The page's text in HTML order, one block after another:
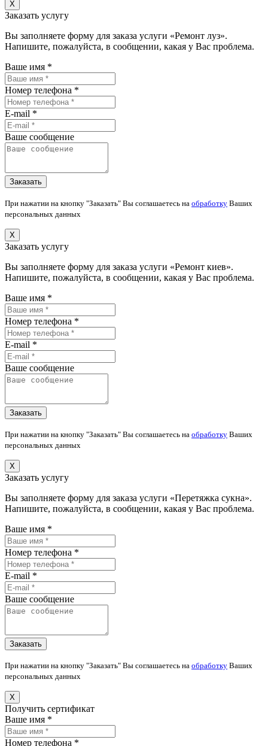
X
Заказать услугу
Вы заполняете форму для заказа услуги «Ремонт луз».
Напишите, пожалуйста, в сообщении, какая у Вас проблема.
Ваше имя *
Номер телефона *
E-mail *
Ваше сообщение
При нажатии на кнопку "Заказать" Вы соглашаетесь на обработку Ваших
персональных данных
X
Заказать услугу
Вы заполняете форму для заказа услуги «Ремонт киев».
Напишите, пожалуйста, в сообщении, какая у Вас проблема.
Ваше имя *
Номер телефона *
E-mail *
Ваше сообщение
При нажатии на кнопку "Заказать" Вы соглашаетесь на обработку Ваших
персональных данных
X
Заказать услугу
Вы заполняете форму для заказа услуги «Перетяжка сукна».
Напишите, пожалуйста, в сообщении, какая у Вас проблема.
Ваше имя *
Номер телефона *
E-mail *
Ваше сообщение
При нажатии на кнопку "Заказать" Вы соглашаетесь на обработку Ваших
персональных данных
X
Получить сертификат
Ваше имя *
Номер телефона *